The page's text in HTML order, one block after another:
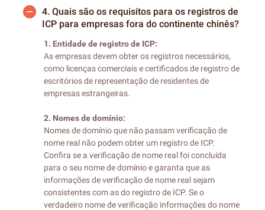
4. Quais são os requisitos para os registros de
ICP para empresas fora do continente chinês?
1. Entidade de registro de ICP:
As empresas devem obter os registros necessários,
como licenças comerciais e certificados de registro de
escritórios de representação de residentes de
empresas estrangeiras.
2. Nomes de domínio:
Nomes de domínio que não passam verificação de
nome real não podem obter um registro de ICP.
Confira se a verificação de nome real foi concluída
para o seu nome de domínio e garanta que as
informações de verificação de nome real sejam
consistentes com as do registro de ICP. Se o
verdadeiro nome de verificação informações do nome